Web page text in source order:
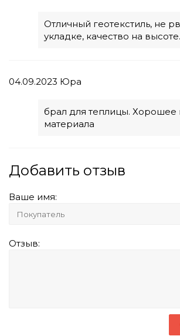
Отличный геотекстиль, не
укладке, качество на высоте.
04.09.2023 Юра
брал для теплицы. Хорошее
материала
Добавить отзыв
Ваше имя:
Отзыв: